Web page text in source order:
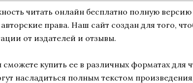
читать онлайн бесплатно полную
авторские права. Наш сайт создан для того,
от издателей и отзывы.
купить ее в различных форматах для
насладиться полным текстом